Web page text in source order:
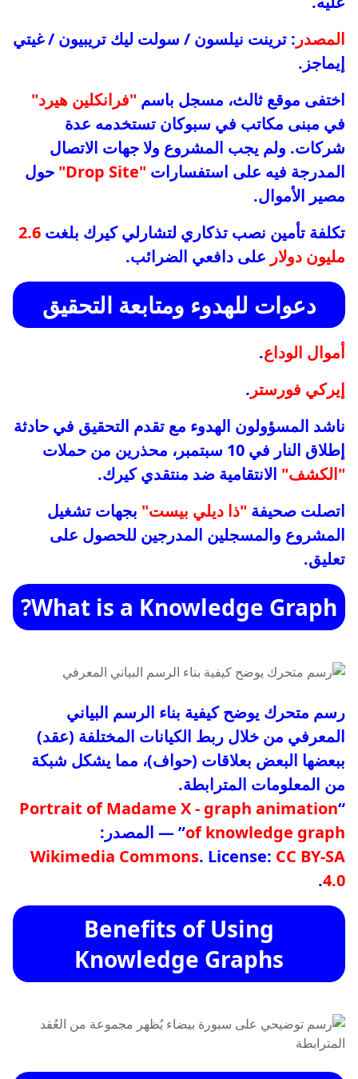
المصدر : ترينت نيلسون / سولت ليك تريبيون / غيتي
إيماجز.
اختفى موقع ثالث، مسجل باسم "فرانكلين هيرد"
في مبنى مكاتب في سبوكان تستخدمه عدة
شركات. ولم يجب المشروع ولا جهات الاتصال
المدرجة فيه على استفسارات "Drop Site"
حول
مصير الأموال.
تكلفة تأمين نصب تذكاري لتشارلي كيرك بلغت 2.6
مليون دولار على دافعي الضرائب.
دعوات للهدوء ومتابعة التحقيق
أموال الوداع.
إيركي فورستر .
ناشد المسؤولون الهدوء مع تقدم التحقيق في حادثة
إطلاق النار في 10 سبتمبر، محذرين من حملات
"الكشف" الانتقامية ضد منتقدي كيرك.
اتصلت صحيفة "ذا ديلي بيست" بجهات تشغيل
المشروع والمسجلين المدرجين للحصول على
تعليق.
What is a Knowledge Graph?
رسم متحرك يوضح كيفية بناء الرسم البياني
المعرفي من خلال ربط الكيانات المختلفة (عقد)
ببعضها البعض بعلاقات (حواف)، مما يشكل شبكة
من المعلومات المترابطة.
“
Portrait of Madame X - graph animation
of knowledge graph” — المصدر:
Wikimedia Commons. License: CC BY-SA
4.0
.
Benefits of Using
Knowledge Graphs